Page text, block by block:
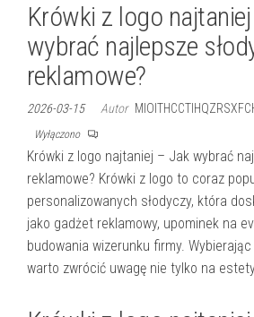
Krówki z logo
wybrać najlepsze
reklamowe?
2026-03-15 Autor
Wyłączono
Krówki z logo najtaniej – Jak wybrać
reklamowe? Krówki z logo to coraz
personalizowanych słodyczy, która
jako gadżet reklamowy, upominek na
budowania wizerunku firmy.
warto zwrócić uwagę nie tylko na